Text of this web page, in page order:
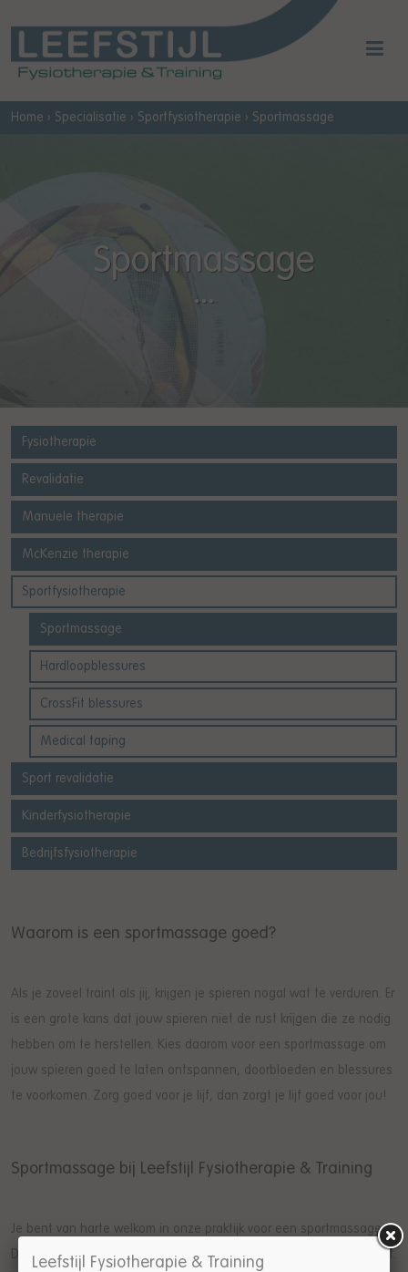
Home › Specialisatie › Sportfysiotherapie › Sportmassage
Sportmassage
Fysiotherapie
Revalidatie
Manuele therapie
McKenzie therapie
Sportfysiotherapie
Sportmassage
Hardloopblessures
CrossFit blessures
Medical taping
Sport revalidatie
Kinderfysiotherapie
Bedrijfsfysiotherapie
Waarom is een sportmassage goed?
Als je zoveel traint als jij, krijgen je spieren nogal wat te verduren. Er
is een grote kans dat jouw spieren niet de rust krijgen die ze nodig
hebben om te herstellen. Kies daarom voor een sportmassage om
jouw spieren goed te laten ontspannen, doorbloeden en blessures
te voorkomen. Zorg goed voor je lijf, dan zorgt je lijf goed voor jou!
Sportmassage bij Leefstijl Fysiotherapie & Training
Je bent van harte welkom in onze praktijk voor een sportmassage.
Deze massage wordt uitgevoerd door een bekwame fysiotherapeut.
Leefstijl Fysiotherapie & Training